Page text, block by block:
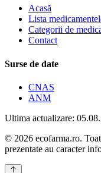
Acasă
Lista
Categorii de
Contact
Surse de date
CNAS
ANM
Ultima actualizare:
© 2026 ecofarma.ro.
prezentate au caracter